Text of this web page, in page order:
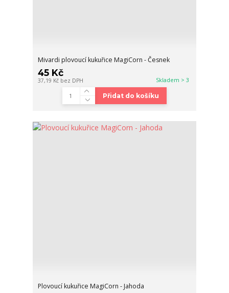
Mivardi plovoucí kukuřice MagiCorn - Česnek
45 Kč
37,19 Kč bez DPH Skladem > 3
Přidat do košíku
Plovoucí kukuřice MagiCorn - Jahoda